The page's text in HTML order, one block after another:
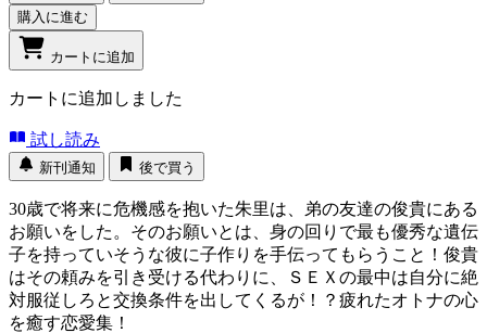
購入に進む
カートに追加
カートに追加しました
試し読み
新刊通知 後で買う
30歳で将来に危機感を抱いた朱里は、弟の友達の俊貴にある
お願いをした。そのお願いとは、身の回りで最も優秀な遺伝
子を持っていそうな彼に子作りを手伝ってもらうこと！俊貴
はその頼みを引き受ける代わりに、ＳＥＸの最中は自分に絶
対服従しろと交換条件を出してくるが！？疲れたオトナの心
を癒す恋愛集！